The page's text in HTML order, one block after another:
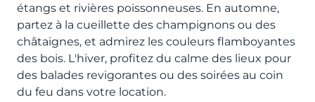
étangs et rivières poissonneuses. En automne,
partez à la cueillette des champignons ou des
châtaignes, et admirez les couleurs flamboyantes
des bois. L'hiver, profitez du calme des lieux pour
des balades revigorantes ou des soirées au coin
du feu dans votre location.